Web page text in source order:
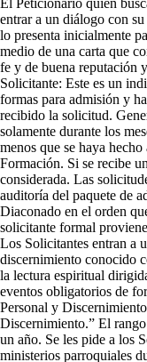
El Peticionario quien
entrar a un diálogo con
lo presenta inicialmente
medio de una carta que
fe y de buena reputación
Solicitante: Este es un
formas para admisión y
recibido la solicitud.
solamente durante los
menos que se haya
Formación. Si se recibe
considerada. Las
auditoría del paquete de
Diaconado en el orden
solicitante formal
Los Solicitantes entran a
discernimiento conocido
la lectura espiritual
eventos obligatorios de
Personal y
Discernimiento.” El
un año. Se les pide a los
ministerios parroquiales